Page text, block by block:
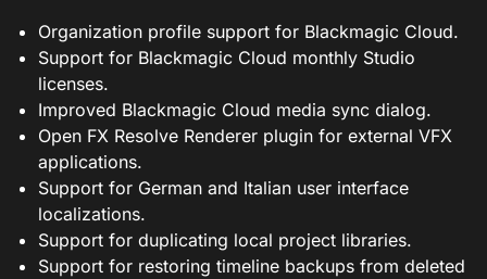
Organization profile support for Blackmagic Cloud.
Support for Blackmagic Cloud monthly Studio
licenses.
Improved Blackmagic Cloud media sync dialog.
Open FX Resolve Renderer plugin for external VFX
applications.
Support for German and Italian user interface
localizations.
Support for duplicating local project libraries.
Support for restoring timeline backups from deleted